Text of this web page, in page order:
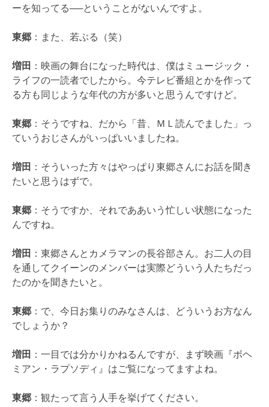
ーを知ってる──ということがないんですよ。
東郷 ：また、若ぶる（笑）
増田 ：映画の舞台になった時代は、僕はミュージック・
ライフの一読者でしたから。今テレビ番組とかを作って
る方も同じような年代の方が多いと思うんですけど。
東郷 ：そうですね、だから「昔、ＭＬ読んでました」っ
ていうおじさんがいっぱいいましたね。
増田 ：そういった方々はやっぱり東郷さんにお話を聞き
たいと思うはずで。
東郷 ：そうですか、それでああいう忙しい状態になった
んですね。
増田 ：東郷さんとカメラマンの長谷部さん。お二人の目
を通してクイーンのメンバーは実際どういう人たちだっ
たのかを聞きたいと。
東郷 ：で、今日お集りのみなさんは、どういうお方なん
でしょうか？
増田 ：一目では分かりかねるんですが、まず映画『ボヘ
ミアン・ラプソディ』はご覧になってますよね。
東郷 ：観たって言う人手を挙げてください。